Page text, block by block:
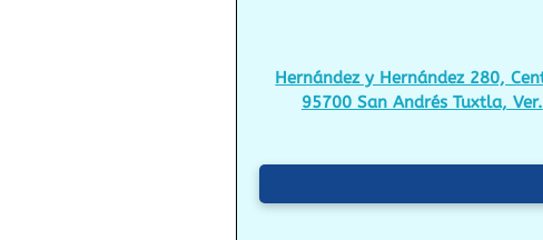
Hernández y Hernández 280,
95700 San Andrés Tuxtla, Ver.